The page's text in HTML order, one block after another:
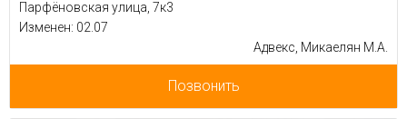
Парфёновская улица, 7к3
Изменен: 02.07
Адвекс, Микаелян М.А.
Позвонить